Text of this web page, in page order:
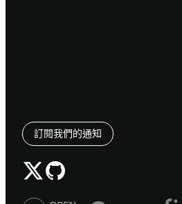
訂閱我們的通知